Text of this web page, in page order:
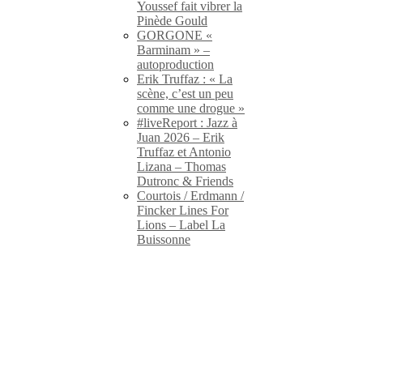
Youssef fait vibrer la
Pinède Gould
GORGONE «
Barminam » –
autoproduction
Erik Truffaz : « La
scène, c’est un peu
comme une drogue »
#liveReport : Jazz à
Juan 2026 – Erik
Truffaz et Antonio
Lizana – Thomas
Dutronc & Friends
Courtois / Erdmann /
Fincker Lines For
Lions – Label La
Buissonne